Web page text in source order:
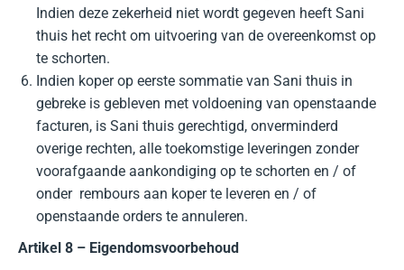
Indien deze zekerheid niet wordt gegeven heeft Sani
thuis het recht om uitvoering van de overeenkomst op
te schorten.
Indien koper op eerste sommatie van Sani thuis in
gebreke is gebleven met voldoening van openstaande
facturen, is Sani thuis gerechtigd, onverminderd
overige rechten, alle toekomstige leveringen zonder
voorafgaande aankondiging op te schorten en / of
onder rembours aan koper te leveren en / of
openstaande orders te annuleren.
Artikel 8 – Eigendomsvoorbehoud